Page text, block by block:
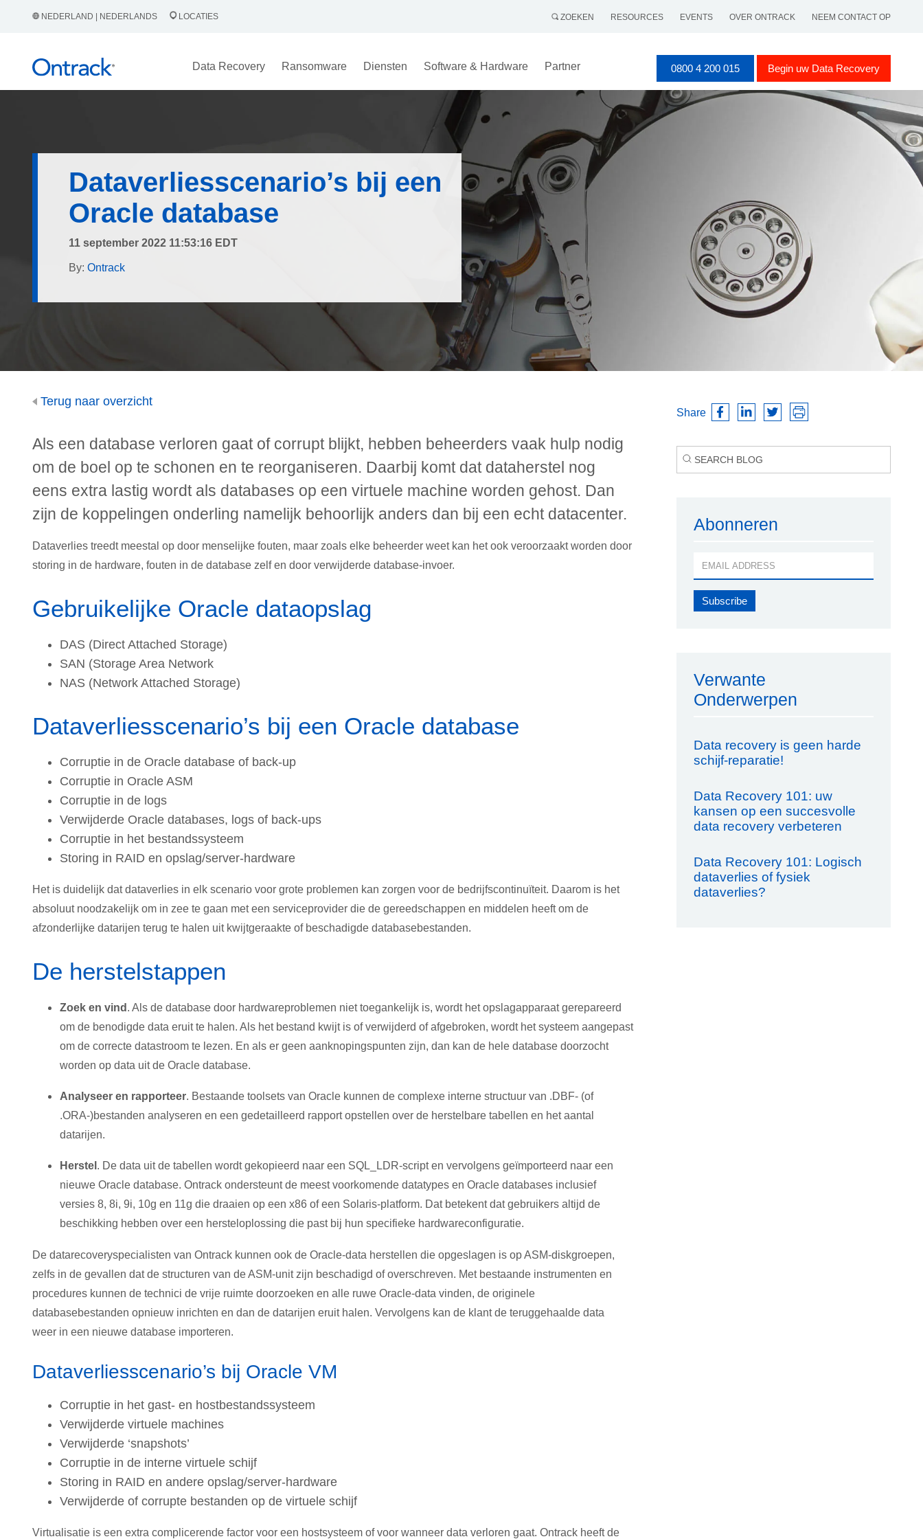
NEDERLAND | NEDERLANDS LOCATIES ZOEKEN RESOURCES EVENTS OVER ONTRACK NEEM CONTACT OP
Data Recovery Ransomware Diensten Software & Hardware Partner 0800 4 200 015 Begin uw Data Recovery
Dataverliesscenario’s bij een
Oracle database
11 september 2022 11:53:16 EDT
By: Ontrack
Terug naar overzicht
Als een database verloren gaat of corrupt blijkt, hebben beheerders vaak hulp nodig
om de boel op te schonen en te reorganiseren. Daarbij komt dat dataherstel nog
eens extra lastig wordt als databases op een virtuele machine worden gehost. Dan
zijn de koppelingen onderling namelijk behoorlijk anders dan bij een echt datacenter.
Dataverlies treedt meestal op door menselijke fouten, maar zoals elke beheerder weet kan het ook veroorzaakt worden door
storing in de hardware, fouten in de database zelf en door verwijderde database-invoer.
Gebruikelijke Oracle dataopslag
DAS (Direct Attached Storage)
SAN (Storage Area Network
NAS (Network Attached Storage)
Dataverliesscenario’s bij een Oracle database
Corruptie in de Oracle database of back-up
Corruptie in Oracle ASM
Corruptie in de logs
Verwijderde Oracle databases, logs of back-ups
Corruptie in het bestandssysteem
Storing in RAID en opslag/server-hardware
Het is duidelijk dat dataverlies in elk scenario voor grote problemen kan zorgen voor de bedrijfscontinuïteit. Daarom is het
absoluut noodzakelijk om in zee te gaan met een serviceprovider die de gereedschappen en middelen heeft om de
afzonderlijke datarijen terug te halen uit kwijtgeraakte of beschadigde databasebestanden.
De herstelstappen
Zoek en vind . Als de database door hardwareproblemen niet toegankelijk is, wordt het opslagapparaat gerepareerd
om de benodigde data eruit te halen. Als het bestand kwijt is of verwijderd of afgebroken, wordt het systeem aangepast
om de correcte datastroom te lezen. En als er geen aanknopingspunten zijn, dan kan de hele database doorzocht
worden op data uit de Oracle database.
Analyseer en rapporteer. Bestaande toolsets van Oracle kunnen de complexe interne structuur van .DBF- (of
.ORA-)bestanden analyseren en een gedetailleerd rapport opstellen over de herstelbare tabellen en het aantal
datarijen.
Herstel . De data uit de tabellen wordt gekopieerd naar een SQL_LDR-script en vervolgens geïmporteerd naar een
nieuwe Oracle database. Ontrack ondersteunt de meest voorkomende datatypes en Oracle databases inclusief
versies 8, 8i, 9i, 10g en 11g die draaien op een x86 of een Solaris-platform. Dat betekent dat gebruikers altijd de
beschikking hebben over een hersteloplossing die past bij hun specifieke hardwareconfiguratie.
De datarecoveryspecialisten van Ontrack kunnen ook de Oracle-data herstellen die opgeslagen is op ASM-diskgroepen,
zelfs in de gevallen dat de structuren van de ASM-unit zijn beschadigd of overschreven. Met bestaande instrumenten en
procedures kunnen de technici de vrije ruimte doorzoeken en alle ruwe Oracle-data vinden, de originele
databasebestanden opnieuw inrichten en dan de datarijen eruit halen. Vervolgens kan de klant de teruggehaalde data
weer in een nieuwe database importeren.
Dataverliesscenario’s bij Oracle VM
Corruptie in het gast- en hostbestandssysteem
Verwijderde virtuele machines
Verwijderde ‘snapshots’
Corruptie in de interne virtuele schijf
Storing in RAID en andere opslag/server-hardware
Verwijderde of corrupte bestanden op de virtuele schijf
Virtualisatie is een extra complicerende factor voor een hostsysteem of voor wanneer data verloren gaat. Ontrack heeft de
Share
Abonneren
Verwante
Onderwerpen
Data recovery is geen harde
schijf-reparatie!
Data Recovery 101: uw
kansen op een succesvolle
data recovery verbeteren
Data Recovery 101: Logisch
dataverlies of fysiek
dataverlies?